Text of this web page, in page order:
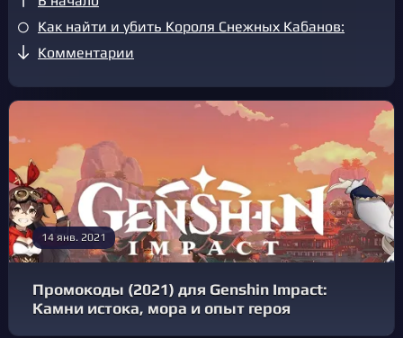
Как найти и убить Короля Снежных Кабанов:
Комментарии
14 янв. 2021
Промокоды (2021) для Genshin Impact:
Камни истока, мора и опыт героя